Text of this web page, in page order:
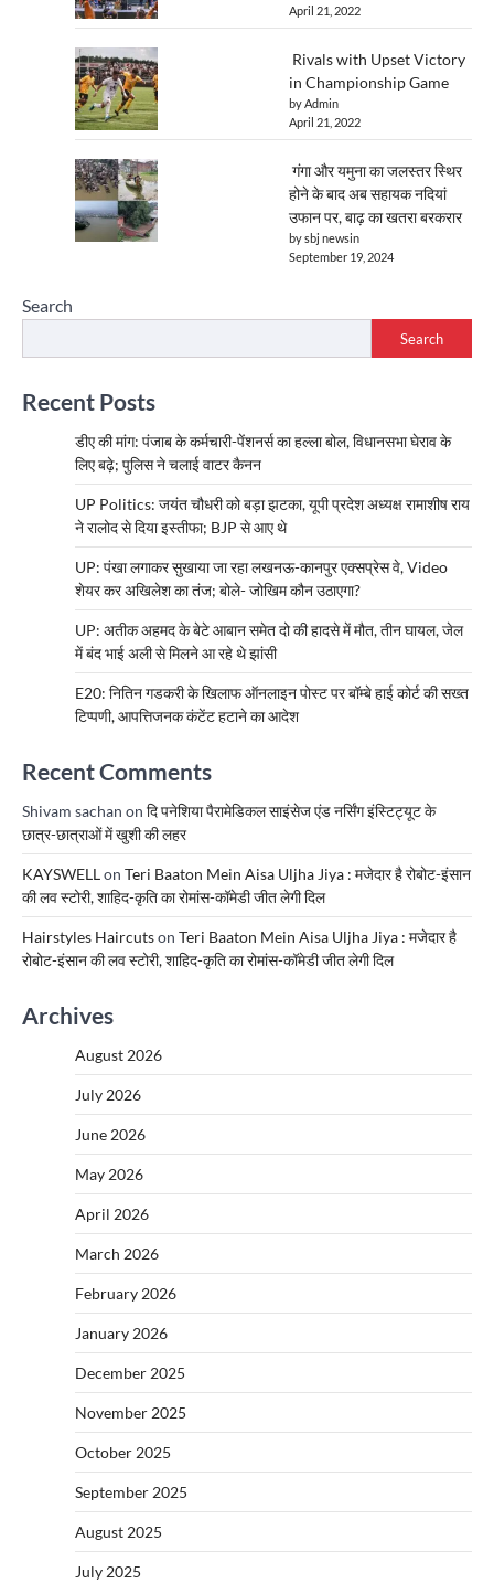
April 21, 2022
Rivals with Upset Victory
in Championship Game
by Admin
April 21, 2022
गंगा और यमुना का जलस्तर स्थिर
होने के बाद अब सहायक नदियां
उफान पर, बाढ़ का खतरा बरकरार
by sbj newsin
September 19, 2024
Search
Search
Recent Posts
डीए की मांग: पंजाब के कर्मचारी-पेंशनर्स का हल्ला बोल, विधानसभा घेराव के
लिए बढ़े; पुलिस ने चलाई वाटर कैनन
UP Politics: जयंत चौधरी को बड़ा झटका, यूपी प्रदेश अध्यक्ष रामाशीष राय
ने रालोद से दिया इस्तीफा; BJP से आए थे
UP: पंखा लगाकर सुखाया जा रहा लखनऊ-कानपुर एक्सप्रेस वे, Video
शेयर कर अखिलेश का तंज; बोले- जोखिम कौन उठाएगा?
UP: अतीक अहमद के बेटे आबान समेत दो की हादसे में मौत, तीन घायल, जेल
में बंद भाई अली से मिलने आ रहे थे झांसी
E20: नितिन गडकरी के खिलाफ ऑनलाइन पोस्ट पर बॉम्बे हाई कोर्ट की सख्त
टिप्पणी, आपत्तिजनक कंटेंट हटाने का आदेश
Recent Comments
Shivam sachan on दि पनेशिया पैरामेडिकल साइंसेज एंड नर्सिंग इंस्टिट्यूट के
छात्र-छात्राओं में खुशी की लहर
KAYSWELLon Teri Baaton Mein Aisa Uljha Jiya : मजेदार है रोबोट-इंसान
की लव स्टोरी, शाहिद-कृति का रोमांस-कॉमेडी जीत लेगी दिल
Hairstyles Haircutson Teri Baaton Mein Aisa Uljha Jiya : मजेदार है
रोबोट-इंसान की लव स्टोरी, शाहिद-कृति का रोमांस-कॉमेडी जीत लेगी दिल
Archives
August 2026
July 2026
June 2026
May 2026
April 2026
March 2026
February 2026
January 2026
December 2025
November 2025
October 2025
September 2025
August 2025
July 2025